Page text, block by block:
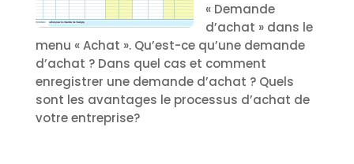
« Demande
d’achat » dans le
menu « Achat ». Qu’est-ce qu’une demande
d’achat ? Dans quel cas et comment
enregistrer une demande d’achat ? Quels
sont les avantages le processus d’achat de
votre entreprise?